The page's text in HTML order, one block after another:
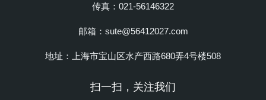
传真：021-56146322
邮箱：sute@56412027.com
地址：上海市宝山区水产西路680弄4号楼508
扫一扫，关注我们